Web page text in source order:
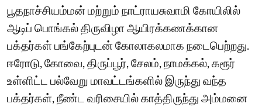
பூதநாச்சியம்மன் மற்றும் நாட்ராயசுவாமி கோயிலில்
ஆடிப் பொங்கல் திருவிழா ஆயிரக்கணக்கான
பக்தர்கள் பங்கேற்புடன் கோலாகலமாக நடைபெற்றது.
ஈரோடு, கோவை, திருப்பூர், சேலம், நாமக்கல், கரூர்
உள்ளிட்ட பல்வேறு மாவட்டங்களில் இருந்து வந்த
பக்தர்கள், நீண்ட வரிசையில் காத்திருந்து அம்மனை